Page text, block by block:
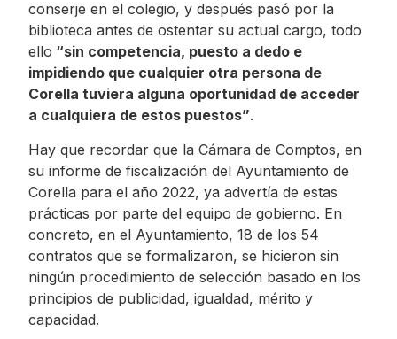
conserje en el colegio, y después pasó por la
biblioteca antes de ostentar su actual cargo, todo
ello “sin competencia, puesto a dedo e
impidiendo que cualquier otra persona de
Corella tuviera alguna oportunidad de acceder
a cualquiera de estos puestos”.
Hay que recordar que la Cámara de Comptos, en
su informe de fiscalización del Ayuntamiento de
Corella para el año 2022, ya advertía de estas
prácticas por parte del equipo de gobierno. En
concreto, en el Ayuntamiento, 18 de los 54
contratos que se formalizaron, se hicieron sin
ningún procedimiento de selección basado en los
principios de publicidad, igualdad, mérito y
capacidad.